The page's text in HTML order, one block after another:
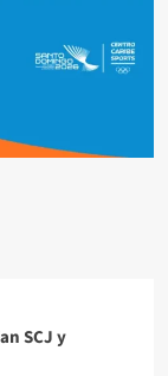
SCJ y